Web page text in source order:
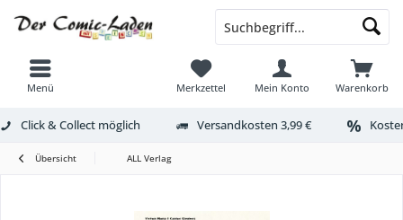
Menü Warenkorb
Merkzettel Mein Konto
Click & Collect möglich Versandkosten 3,99 €
Übersicht ALL Verlag